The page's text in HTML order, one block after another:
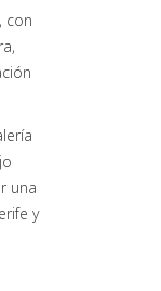
con
una
y